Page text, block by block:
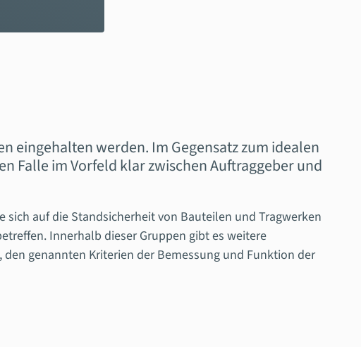
eingehalten werden. Im Gegensatz zum idealen
Falle im Vorfeld klar zwischen Auftraggeber und
auf die Standsicherheit von Bauteilen und Tragwerken
Innerhalb dieser Gruppen gibt es weitere
genannten Kriterien der Bemessung und Funktion der